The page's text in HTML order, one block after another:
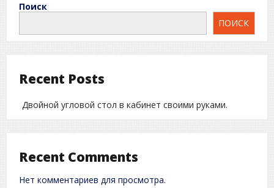
Поиск
ПОИСК
Recent Posts
Двойной угловой стол в кабинет своими руками.
Recent Comments
Нет комментариев для просмотра.